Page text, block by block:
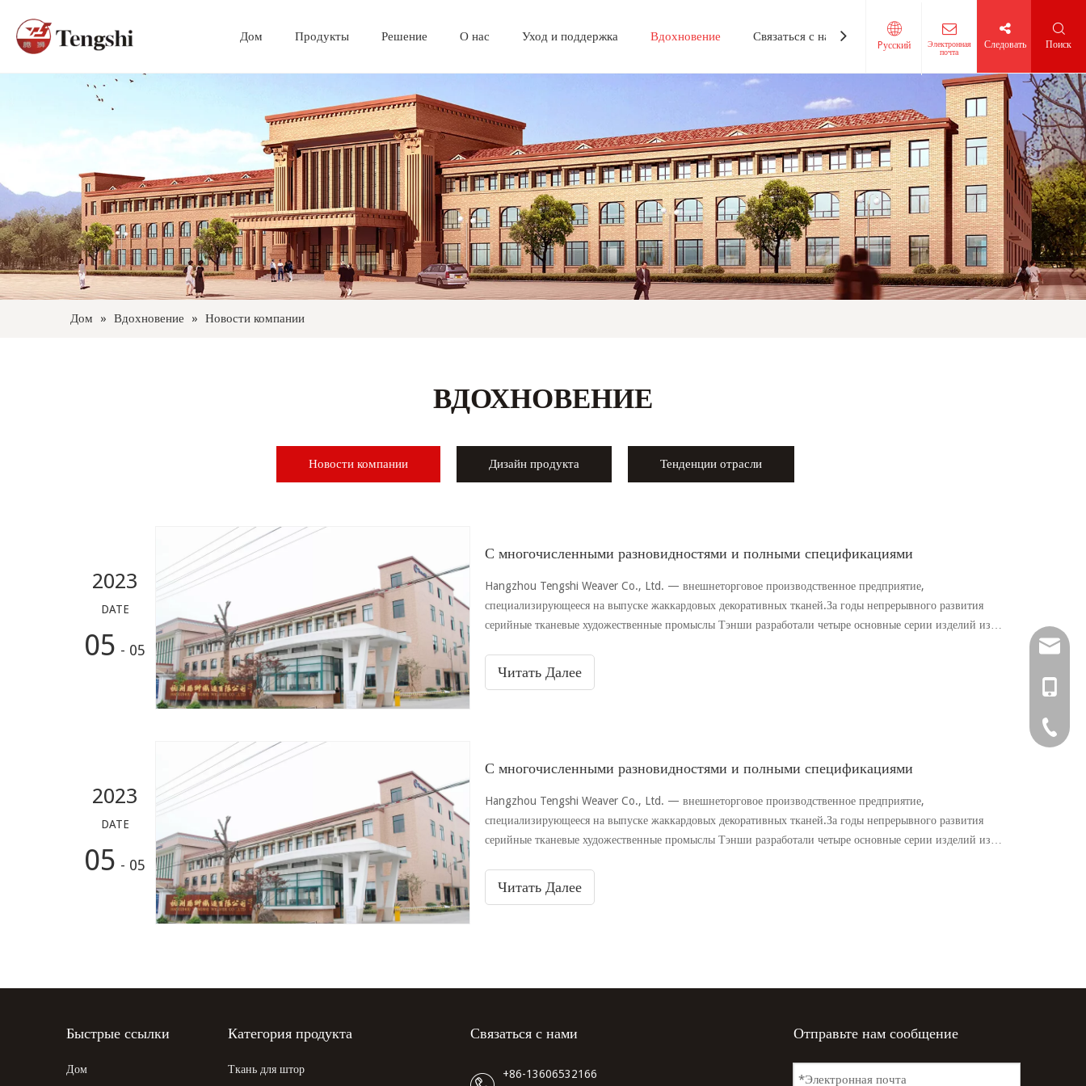
Дом Продукты Решение О нас Уход и поддержка Вдохновение Связаться с нами
Pусский
Электронная
почта
Следовать Поиск
Дом » Вдохновение » Новости компании
ВДОХНОВЕНИЕ
Новости компании Дизайн продукта Тенденции отрасли
2023
DATE
05 - 05
С многочисленными разновидностями и полными спецификациями
Hangzhou Tengshi Weaver Co., Ltd. — внешнеторговое производственное предприятие,
специализирующееся на выпуске жаккардовых декоративных тканей.За годы непрерывного развития
серийные тканевые художественные промыслы Тэнши разработали четыре основные серии изделий из
Читать Далее
2023
DATE
05 - 05
С многочисленными разновидностями и полными спецификациями
Hangzhou Tengshi Weaver Co., Ltd. — внешнеторговое производственное предприятие,
специализирующееся на выпуске жаккардовых декоративных тканей.За годы непрерывного развития
серийные тканевые художественные промыслы Тэнши разработали четыре основные серии изделий из
Читать Далее
Быстрые ссылки
Дом
Категория продукта
Ткань для штор
+86-
+86-
Связаться с нами
+86-13606532166
Отправьте нам сообщение